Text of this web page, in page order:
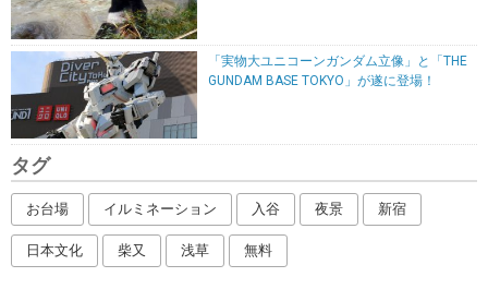
「実物大ユニコーンガンダム立像」と「THE
GUNDAM BASE TOKYO」が遂に登場！
タグ
お台場 イルミネーション 入谷 夜景 新宿
日本文化 柴又 浅草 無料